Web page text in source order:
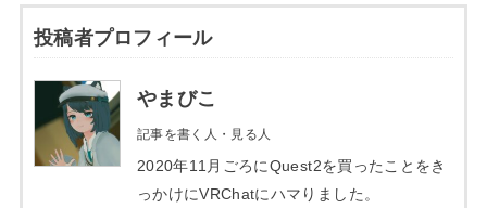
投稿者プロフィール
やまびこ
記事を書く人・見る人
2020年11月ごろにQuest2を買ったことをき
っかけにVRChatにハマりました。